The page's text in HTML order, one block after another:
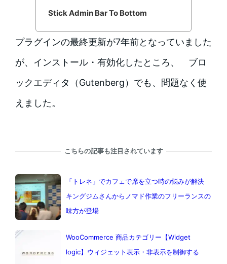
Stick Admin Bar To Bottom
プラグインの最終更新が7年前となっていました
が、インストール・有効化したところ、 ブロ
ックエディタ（Gutenberg）でも、問題なく使
えました。
こちらの記事も注目されています
「トレネ」でカフェで席を立つ時の悩みが解決
キングジムさんからノマド作業のフリーランスの
味方が登場
WooCommerce 商品カテゴリー【Widget
logic】ウィジェット表示・非表示を制御する